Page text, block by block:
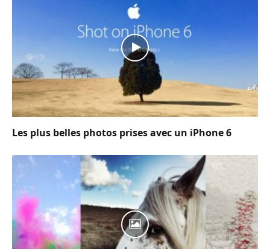
Les plus belles photos prises avec un iPhone 6